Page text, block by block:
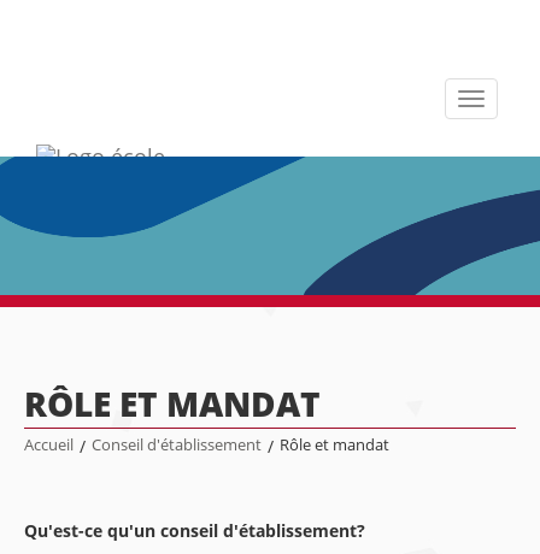
Toggle
RÔLE ET MANDAT
Accueil / Conseil d'établissement / Rôle et mandat
Qu'est-ce qu'un conseil d'établissement?